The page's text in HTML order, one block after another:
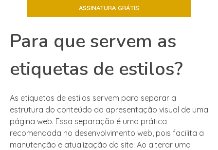
Para que servem as
etiquetas de estilos?
As etiquetas de estilos servem para separar a
estrutura do conteúdo da apresentação visual de uma
página web. Essa separação é uma prática
recomendada no desenvolvimento web, pois facilita a
manutenção e atualização do site. Ao alterar uma